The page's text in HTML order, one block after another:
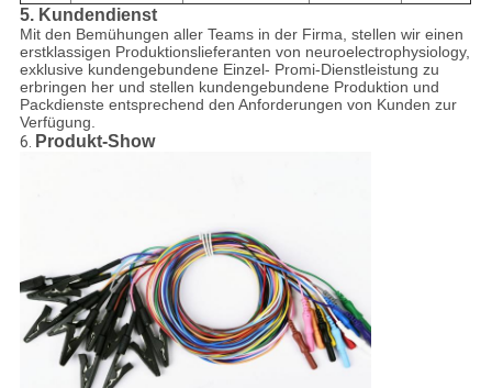
5.Kundendienst
Mit den Bemühungen aller Teams in der Firma, stellen wir einen
erstklassigen Produktionslieferanten von neuroelectrophysiology,
exklusive kundengebundene Einzel- Promi-Dienstleistung zu
erbringen her und stellen kundengebundene Produktion und
Packdienste entsprechend den Anforderungen von Kunden zur
Verfügung.
6. Produkt-Show